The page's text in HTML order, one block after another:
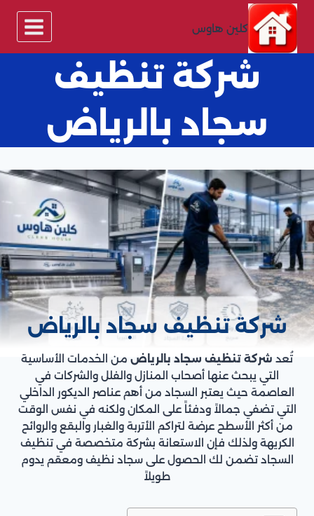
التجاوز
المحتوى
كلين هاوس
شركة تنظيف
سجاد بالرياض
شركة تنظيف سجاد بالرياض
تُعد شركة تنظيف سجاد بالرياض من الخدمات الأساسية
التي يبحث عنها أصحاب المنازل والفلل والشركات في
العاصمة حيث يعتبر السجاد من أهم عناصر الديكور الداخلي
التي تضفي جمالاً ودفئاً على المكان ولكنه في نفس الوقت
من أكثر الأسطح عرضة لتراكم الأتربة والغبار والبقع والروائح
الكريهة ولذلك فإن الاستعانة بشركة متخصصة في تنظيف
السجاد تضمن لك الحصول على سجاد نظيف ومعقم يدوم
طويلاً